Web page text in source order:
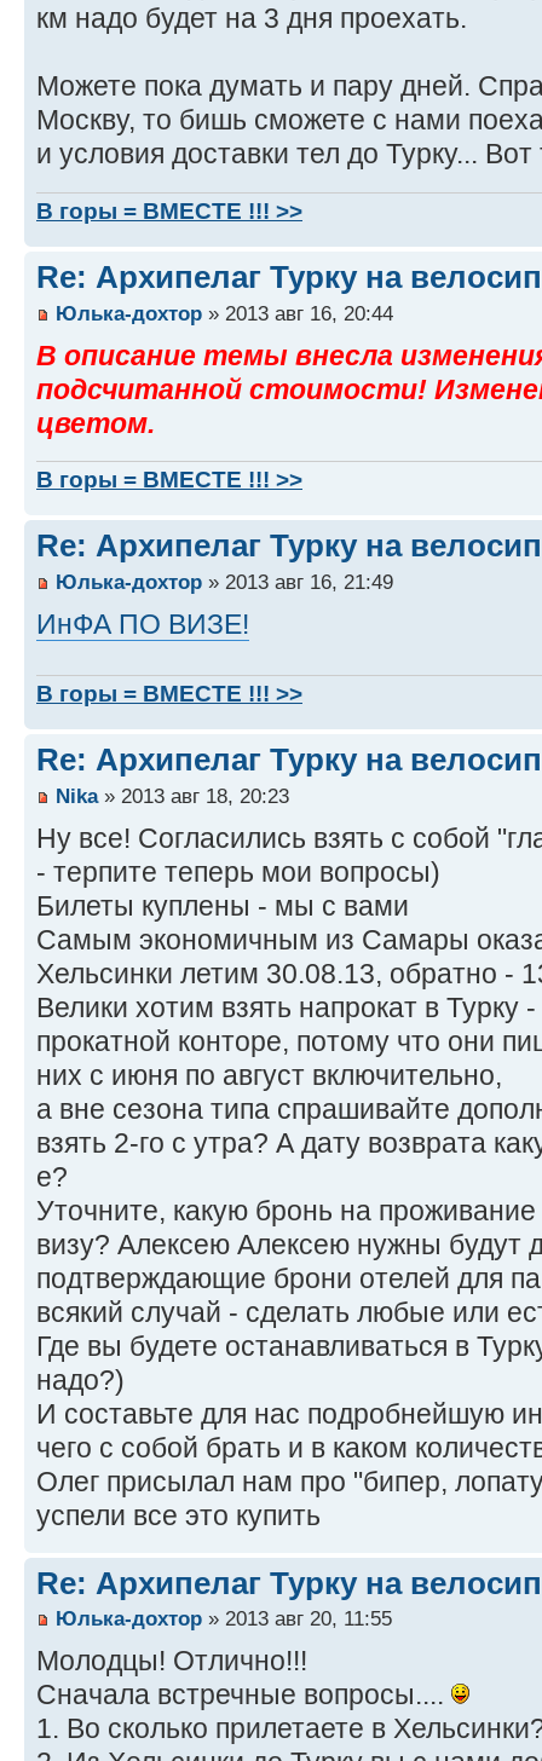
км надо будет на 3 дня проехать.
Можете пока думать и пару дней.
Москву, то бишь сможете с нами
и условия доставки тел до Турку...
В горы = ВМЕСТЕ !!! >>
Re: Архипелаг Турку на
Юлька-дохтор » 2013 авг 16, 20:44
В описание темы внесла
подсчитанной стоимости!
цветом.
В горы = ВМЕСТЕ !!! >>
Re: Архипелаг Турку на
Юлька-дохтор » 2013 авг 16, 21:49
ИнФА ПО ВИЗЕ!
В горы = ВМЕСТЕ !!! >>
Re: Архипелаг Турку на
Nika» 2013 авг 18, 20:23
Ну все! Согласились взять с собой
- терпите теперь мои вопросы)
Билеты куплены - мы с вами
Самым экономичным из Самары
Хельсинки летим 30.08.13, обратно -
Велики хотим взять напрокат в Турку
прокатной конторе, потому что они
них с июня по август включительно,
а вне сезона типа спрашивайте
взять 2-го с утра? А дату возврата
е?
Уточните, какую бронь на
визу? Алексею Алексею нужны будут
подтверждающие брони отелей для
всякий случай - сделать любые или
Где вы будете останавливаться в
надо?)
И составьте для нас подробнейшую
чего с собой брать и в каком
Олег присылал нам про "бипер,
успели все это купить
Re: Архипелаг Турку на
Юлька-дохтор » 2013 авг 20, 11:55
Молодцы! Отлично!!!
Сначала встречные вопросы....
1. Во сколько прилетаете в